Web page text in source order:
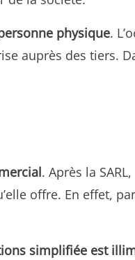
physique.
auprès des tiers.
. Après la
offre. En effet,
simplifiée est